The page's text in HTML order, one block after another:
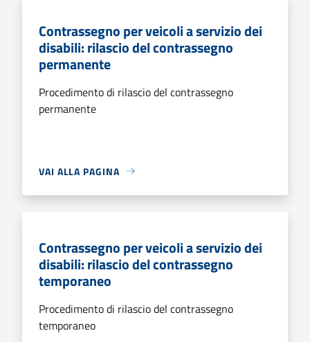
Contrassegno per veicoli a servizio dei
disabili: rilascio del contrassegno
permanente
Procedimento di rilascio del contrassegno
permanente
VAI ALLA PAGINA
Contrassegno per veicoli a servizio dei
disabili: rilascio del contrassegno
temporaneo
Procedimento di rilascio del contrassegno
temporaneo